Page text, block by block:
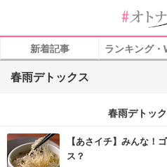
新着記事 ランキング・
春雨デトックス
春雨デトッ
【あさイチ】みんな！
ス？